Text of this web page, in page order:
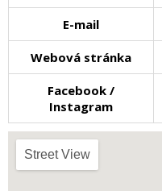
E-mail
Webová stránka
Facebook /
Instagram
Street View